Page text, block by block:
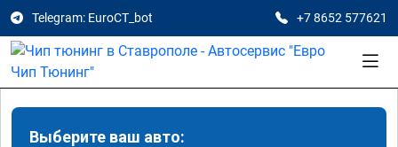
Telegram: EuroCT_bot +7 8652 577621
Выберите ваш авто: